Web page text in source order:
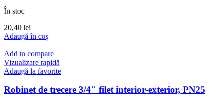
În stoc
20,40 lei
Adaugă în coș
Add to compare
Vizualizare rapidă
Adaugă la favorite
Robinet de trecere 3/4″ filet interior-exterior, PN25